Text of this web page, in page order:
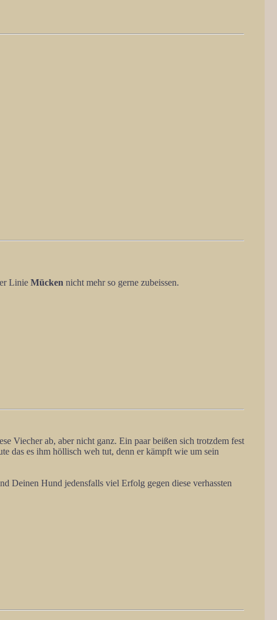
Linie Mücken nicht mehr so gerne zubeissen.
Viecher ab, aber nicht ganz. Ein paar beißen sich trotzdem fest
das es ihm höllisch weh tut, denn er kämpft wie um sein
Deinen Hund jedensfalls viel Erfolg gegen diese verhassten